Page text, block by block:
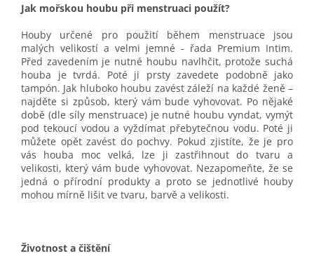
Jak mořskou houbu při menstruaci použít?
Houby určené pro použití během menstruace jsou
malých velikostí a velmi jemné - řada Premium Intim.
Před zavedením je nutné houbu navlhčit, protože suchá
houba je tvrdá. Poté ji prsty zavedete podobně jako
tampón. Jak hluboko houbu zavést záleží na každé ženě –
najděte si způsob, který vám bude vyhovovat. Po nějaké
době (dle síly menstruace) je nutné houbu vyndat, vymýt
pod tekoucí vodou a vyždímat přebytečnou vodu. Poté ji
můžete opět zavést do pochvy. Pokud zjistíte, že je pro
vás houba moc velká, lze ji zastřihnout do tvaru a
velikosti, který vám bude vyhovovat. Nezapomeňte, že se
jedná o přírodní produkty a proto se jednotlivé houby
mohou mírně lišit ve tvaru, barvě a velikosti.
Životnost a čištění